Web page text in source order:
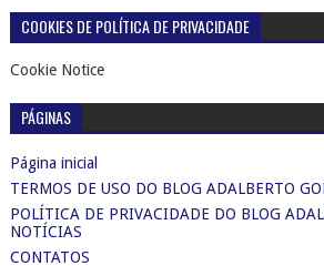
COOKIES DE POLÍTICA DE PRIVACIDADE
Cookie Notice
PÁGINAS
Página inicial
TERMOS DE USO DO BLOG ADALBERTO
POLÍTICA DE PRIVACIDADE DO BLOG
NOTÍCIAS
CONTATOS